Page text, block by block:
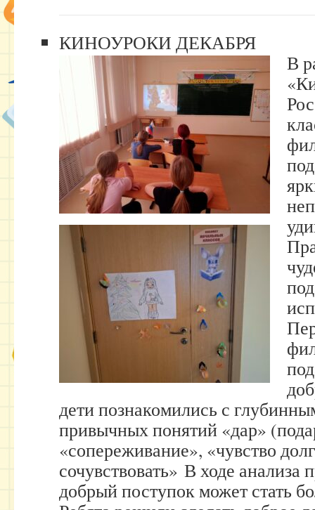
КИНОУРОКИ ДЕКАБРЯ
В
дети познакомились с
привычных понятий «дар»
«сопереживание», «чувство
сочувствовать» В ходе
добрый поступок может стать